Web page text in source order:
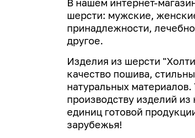
В нашем интернет-
шерсти: мужские,
принадлежности,
другое.
Изделия из шерсти
качество пошива,
натуральных
производству изделий
единиц готовой
зарубежья!